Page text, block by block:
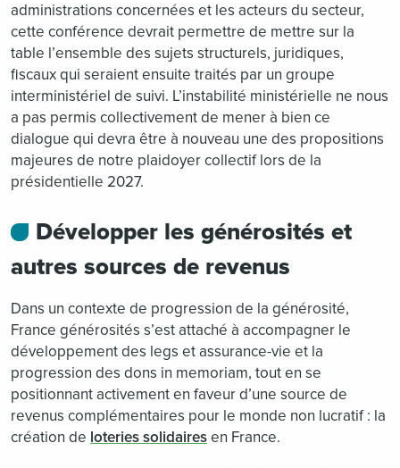
administrations concernées et les acteurs du secteur,
cette conférence devrait permettre de mettre sur la
table l’ensemble des sujets structurels, juridiques,
fiscaux qui seraient ensuite traités par un groupe
interministériel de suivi. L’instabilité ministérielle ne nous
a pas permis collectivement de mener à bien ce
dialogue qui devra être à nouveau une des propositions
majeures de notre plaidoyer collectif lors de la
présidentielle 2027.
Développer les générosités et
autres sources de revenus
Dans un contexte de progression de la générosité,
France générosités s’est attaché à accompagner le
développement des legs et assurance-vie et la
progression des dons in memoriam, tout en se
positionnant activement en faveur d’une source de
revenus complémentaires pour le monde non lucratif : la
création de loteries solidairesen France.